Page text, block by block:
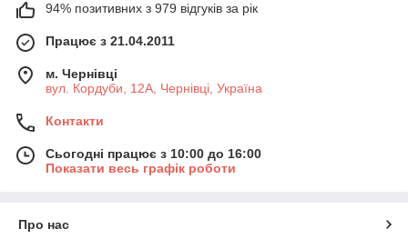
94% позитивних з 979 відгуків за рік
Працює з 21.04.2011
м. Чернівці
вул. Кордуби, 12А, Чернівці, Україна
Контакти
Сьогодні працює з 10:00 до 16:00
Показати весь графік роботи
Про нас